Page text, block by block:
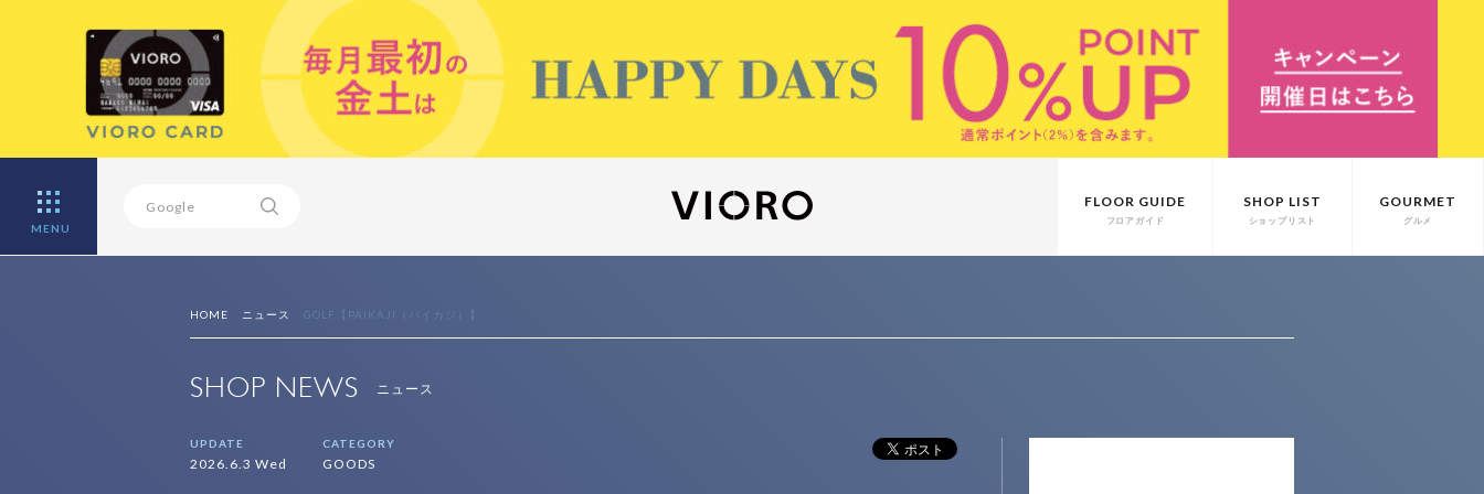
MENU
FLOOR GUIDE
フロアガイド
SHOP LIST
ショップリスト
GOURMET
グルメ
HOME ニュース GOLF【PAIKAJI（パイカジ）】
SHOP NEWS ニュース
UPDATE
2026.6.3 Wed
CATEGORY
GOODS